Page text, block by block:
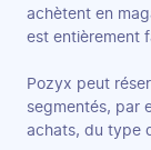
achètent en
est entièrement
Pozyx peut
segmentés, par
achats, du type